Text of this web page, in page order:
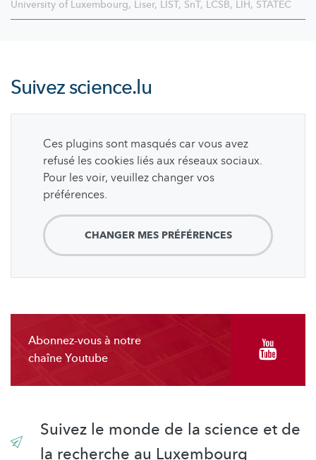
University of Luxembourg, Liser, LIST, SnT, LCSB, LIH, STATEC
Suivezscience.lu
Ces plugins sont masqués car vous avez
refusé les cookies liés aux réseaux sociaux.
Pour les voir, veuillez changer vos
préférences.
CHANGER MES PRÉFÉRENCES
Abonnez-vous à notre
chaîne Youtube
Suivez le monde de la science et de
la recherche au Luxembourg